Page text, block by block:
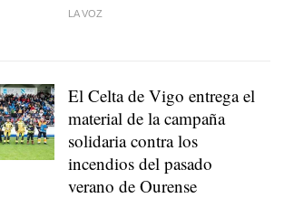
LA VOZ
El Celta de Vigo entrega el
material de la campaña
solidaria contra los
incendios del pasado
verano de Ourense